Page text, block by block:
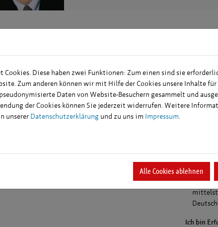
in Eickstedt (Uckermark), verheiratet, vier Kinder
der Fertigungsmesstechnik an der TU Dresden
zum Dr.-Ing. an der TU Dresden langjährige
bei Carl Zeiss Jena in der optischen
und Photovoltaik GmbH/Erfurt
Mitglied
Ich bin
Cookies. Diese haben zwei Funktionen: Zum einen sind sie
Zum anderen können wir mit Hilfe der Cookies unsere Inhalte
Daten von Website-Besuchern gesammelt und
der Cookies können Sie jederzeit widerrufen. Weitere
unserer Datenschutzerklärung und zu uns im Impressum.
Alle Cookies ablehnen